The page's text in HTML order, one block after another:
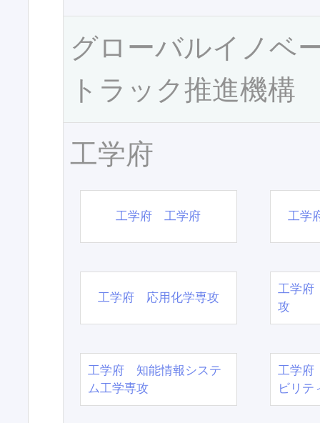
グローバルイノベ
トラック推進機構
工学府
工学府 工学府 工学
工学府 応用化学専攻
工学府
攻
工学府 知能情報システ
ム工学専攻
工学府
ビリテ